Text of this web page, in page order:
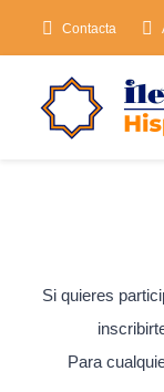
contenido
Contacta
Si quieres
Para